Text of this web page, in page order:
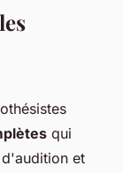
qui
et